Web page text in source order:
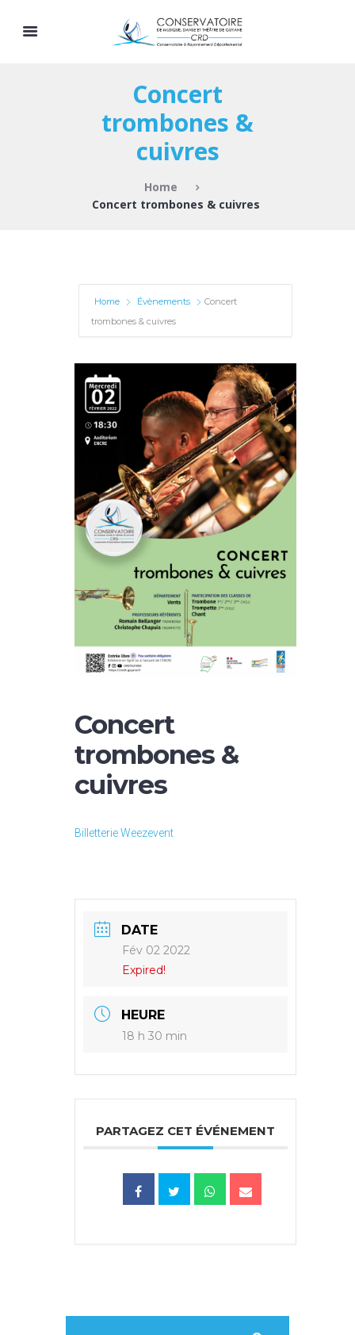
Concert
trombones &
cuivres
Home
Concert trombones & cuivres
Home Évènements
Concert
trombones & cuivres
Concert
trombones &
cuivres
Billetterie Weezevent
DATE
Fév 02 2022
Expired!
HEURE
18 h 30 min
PARTAGEZ CET ÉVÉNEMENT